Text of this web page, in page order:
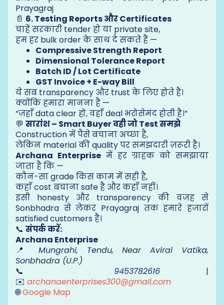
Prayagraj
📄 6. Testing Reports और Certificates
चाहें सरकारी tender हो या private site,
हम हर bulk order के साथ दे सकते हैं —
Compressive Strength Report
Dimensional Tolerance Report
Batch ID / Lot Certificate
GST Invoice + E-way Bill
ये सब transparency और trust के लिए होते हैं।
क्योंकि हमारा मानना है —
“जहाँ data clear हो, वहाँ deal भरोसेमंद होती है।”
💬 सारांश – Smart Buyer वही जो Test समझे
Construction में पैसे बचाना अच्छा है,
लेकिन material की quality पर समझदारी ज़रूरी है।
Archana Enterpriseमें हर ग्राहक को समझाया
जाता है कि —
कौन-सा grade किस काम में सही है,
कहाँ cost बचाना safe है और कहाँ नहीं।
इसी honesty और transparency की वजह से
Sonbhadra से लेकर Prayagraj तक हमारे हजारों
satisfied customers हैं।
📞 संपर्क करें:
Archana Enterprise
📍 Mungrahi, Tendu, Near Aviral Vatika,
Sonbhadra (U.P.)
📞 9453782616|
✉️ archanaenterprises300@gmail.com
🌐Google Map